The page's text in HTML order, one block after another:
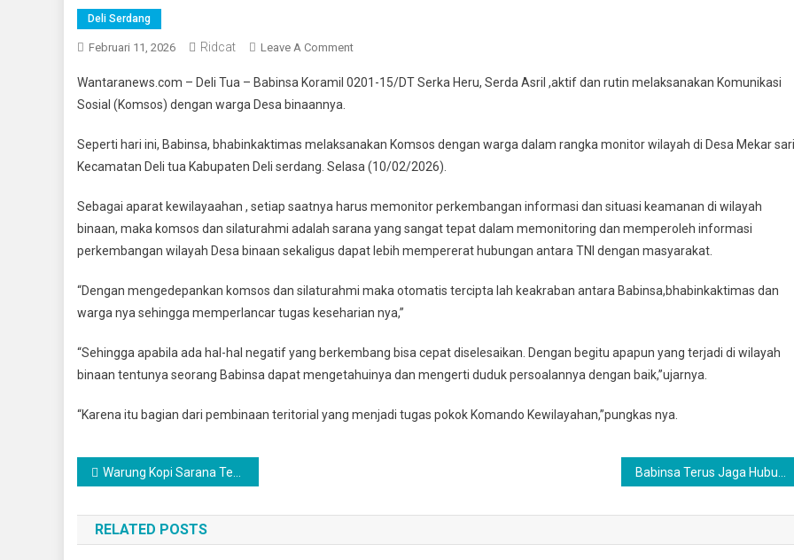
Deli Serdang
Februari 11, 2026 Ridcat Leave A CommentOn
Wilayah
Babinsa
Koramil
15/DT
Aktif
Komsos
Warga
Desa
Wantaranews.com – Deli Tua – Babinsa Koramil 0201-15/DT Serka Heru, Serda Asril ,aktif dan rutin melaksanakan Komunikasi
Sosial (Komsos) dengan warga Desa binaannya.
Seperti hari ini, Babinsa, bhabinkaktimas melaksanakan Komsos dengan warga dalam rangka monitor wilayah di Desa Mekar sari
Kecamatan Deli tua Kabupaten Deli serdang. Selasa (10/02/2026).
Sebagai aparat kewilayaahan , setiap saatnya harus memonitor perkembangan informasi dan situasi keamanan di wilayah
binaan, maka komsos dan silaturahmi adalah sarana yang sangat tepat dalam memonitoring dan memperoleh informasi
perkembangan wilayah Desa binaan sekaligus dapat lebih mempererat hubungan antara TNI dengan masyarakat.
“Dengan mengedepankan komsos dan silaturahmi maka otomatis tercipta lah keakraban antara Babinsa,bhabinkaktimas dan
warga nya sehingga memperlancar tugas keseharian nya,”
“Sehingga apabila ada hal-hal negatif yang berkembang bisa cepat diselesaikan. Dengan begitu apapun yang terjadi di wilayah
binaan tentunya seorang Babinsa dapat mengetahuinya dan mengerti duduk persoalannya dengan baik,”ujarnya.
“Karena itu bagian dari pembinaan teritorial yang menjadi tugas pokok Komando Kewilayahan,”pungkas nya.
Navigasi
pos
Warung Kopi Sarana Tempat Komsos Babinsa Untuk Menjalin Kekeluargaan Dengan Warga
RELATED POSTS